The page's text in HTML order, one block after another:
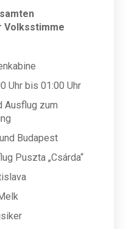
Volksstimme
Uhr bis 01:00 Uhr
Ausflug zum
Budapest
Puszta „Csárda“